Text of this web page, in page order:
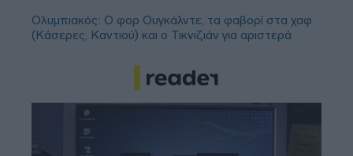
Ολυμπιακός: Ο φορ Ουγκάλντε, τα φαβορί στα χαφ
(Κάσερες, Καντιού) και ο Τικνιζιάν για αριστερά